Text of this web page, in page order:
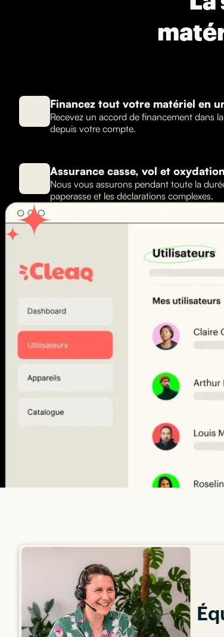
Financez tout votre matériel en
Recevez un accord de financement dans
depuis votre compte.
Assurance casse, vol et oxydation
Nous vous assurons pendant toute la
paperasse et les déclarations complexes.